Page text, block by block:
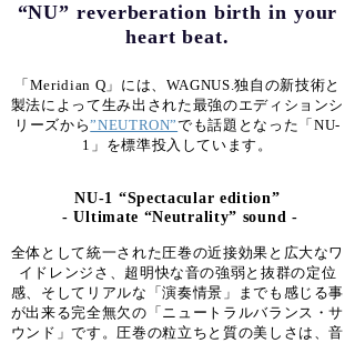
“NU” reverberation birth in your
heart beat.
「Meridian Q」には、WAGNUS.独自の新技術と
製法によって生み出された最強のエディションシ
リーズから”NEUTRON”でも話題となった「NU-
1」を標準投入しています。
NU-1 “Spectacular edition”
- Ultimate “Neutrality” sound -
全体として統一された圧巻の近接効果と広大なワ
イドレンジさ、超明快な音の強弱と抜群の定位
感、そしてリアルな「演奏情景」までも感じる事
が出来る完全無欠の「ニュートラルバランス・サ
ウンド」です。圧巻の粒立ちと質の美しさは、音